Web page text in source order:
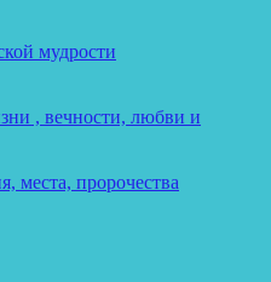
мудрости
, вечности, любви и
места, пророчества